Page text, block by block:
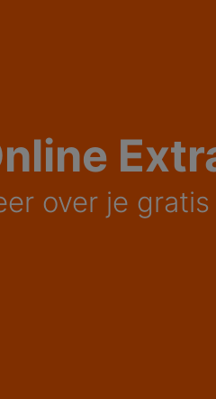
over je